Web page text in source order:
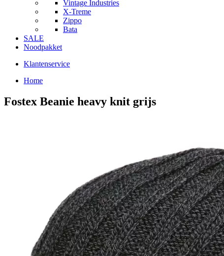
Vintage Industries
X-Treme
Zippo
Bata
SALE
Noodpakket
Klantenservice
Home
Fostex Beanie heavy knit grijs